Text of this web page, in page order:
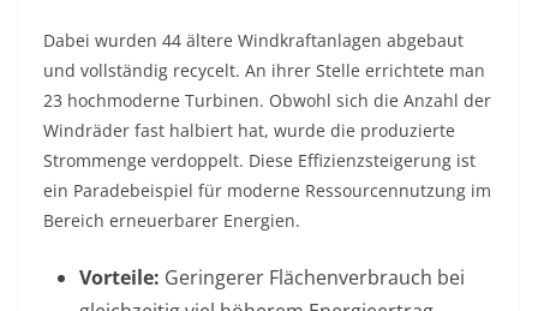
Dabei wurden 44 ältere Windkraftanlagen abgebaut
und vollständig recycelt. An ihrer Stelle errichtete man
23 hochmoderne Turbinen. Obwohl sich die Anzahl der
Windräder fast halbiert hat, wurde die produzierte
Strommenge verdoppelt. Diese Effizienzsteigerung ist
ein Paradebeispiel für moderne Ressourcennutzung im
Bereich erneuerbarer Energien.
Vorteile: Geringerer Flächenverbrauch bei